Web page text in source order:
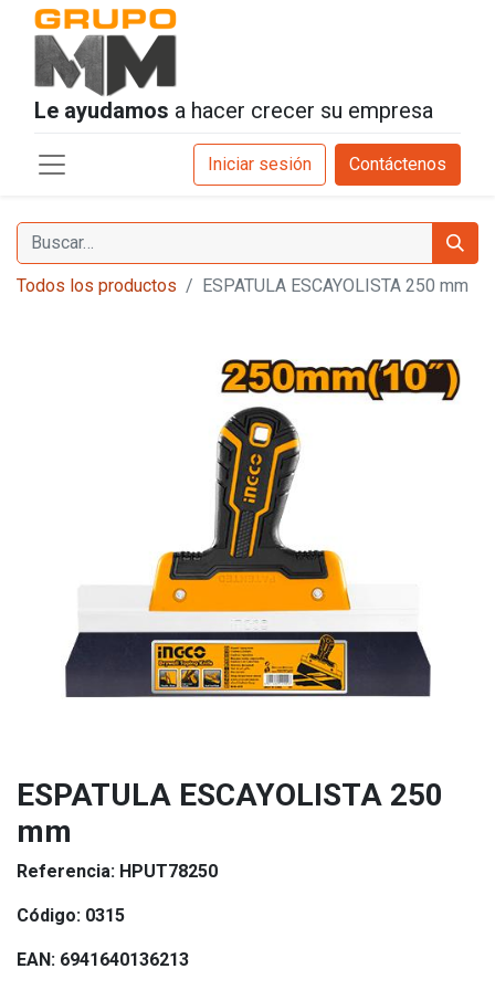
Le ayudamos a hacer crecer su empresa
Iniciar sesión Contáctenos
Todos los productos ESPATULA ESCAYOLISTA 250 mm
ESPATULA ESCAYOLISTA 250
mm
Referencia: HPUT78250
Código: 0315
EAN: 6941640136213